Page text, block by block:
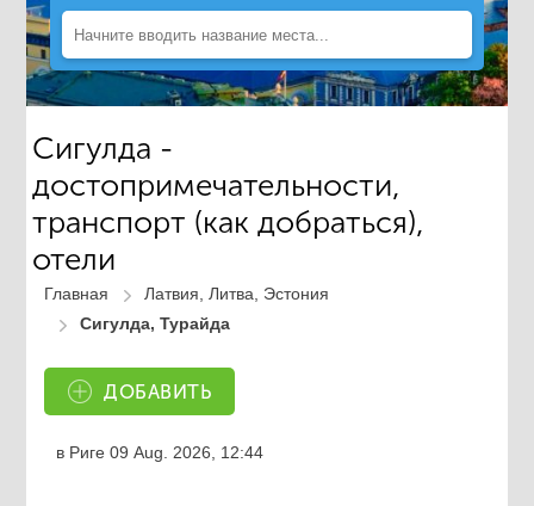
Сигулда -
достопримечательности,
транспорт (как добраться),
отели
Главная
Латвия, Литва, Эстония
Сигулда, Турайда
ДОБАВИТЬ
в Риге09 Aug. 2026, 12:44